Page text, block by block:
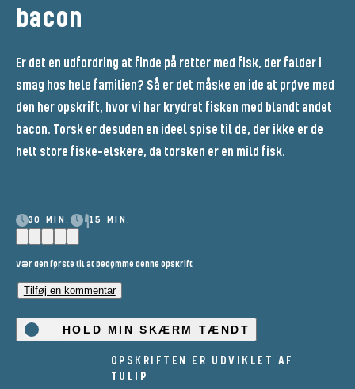
bacon
Er det en udfordring at finde på retter med fisk, der falder i
smag hos hele familien? Så er det måske en ide at prøve med
den her opskrift, hvor vi har krydret fisken med blandt andet
bacon. Torsk er desuden en ideel spise til de, der ikke er de
helt store fiske-elskere, da torsken er en mild fisk.
30 MIN. 15 MIN.
Vær den første til at bedømme denne opskrift
Tilføj en kommentar
HOLD MIN SKÆRM TÆNDT
OPSKRIFTEN ER UDVIKLET AF
TULIP